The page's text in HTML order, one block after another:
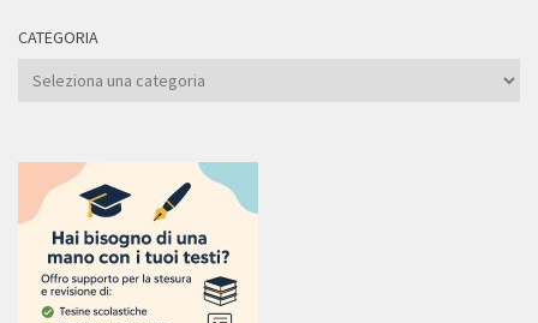
CATEGORIA
Categoria